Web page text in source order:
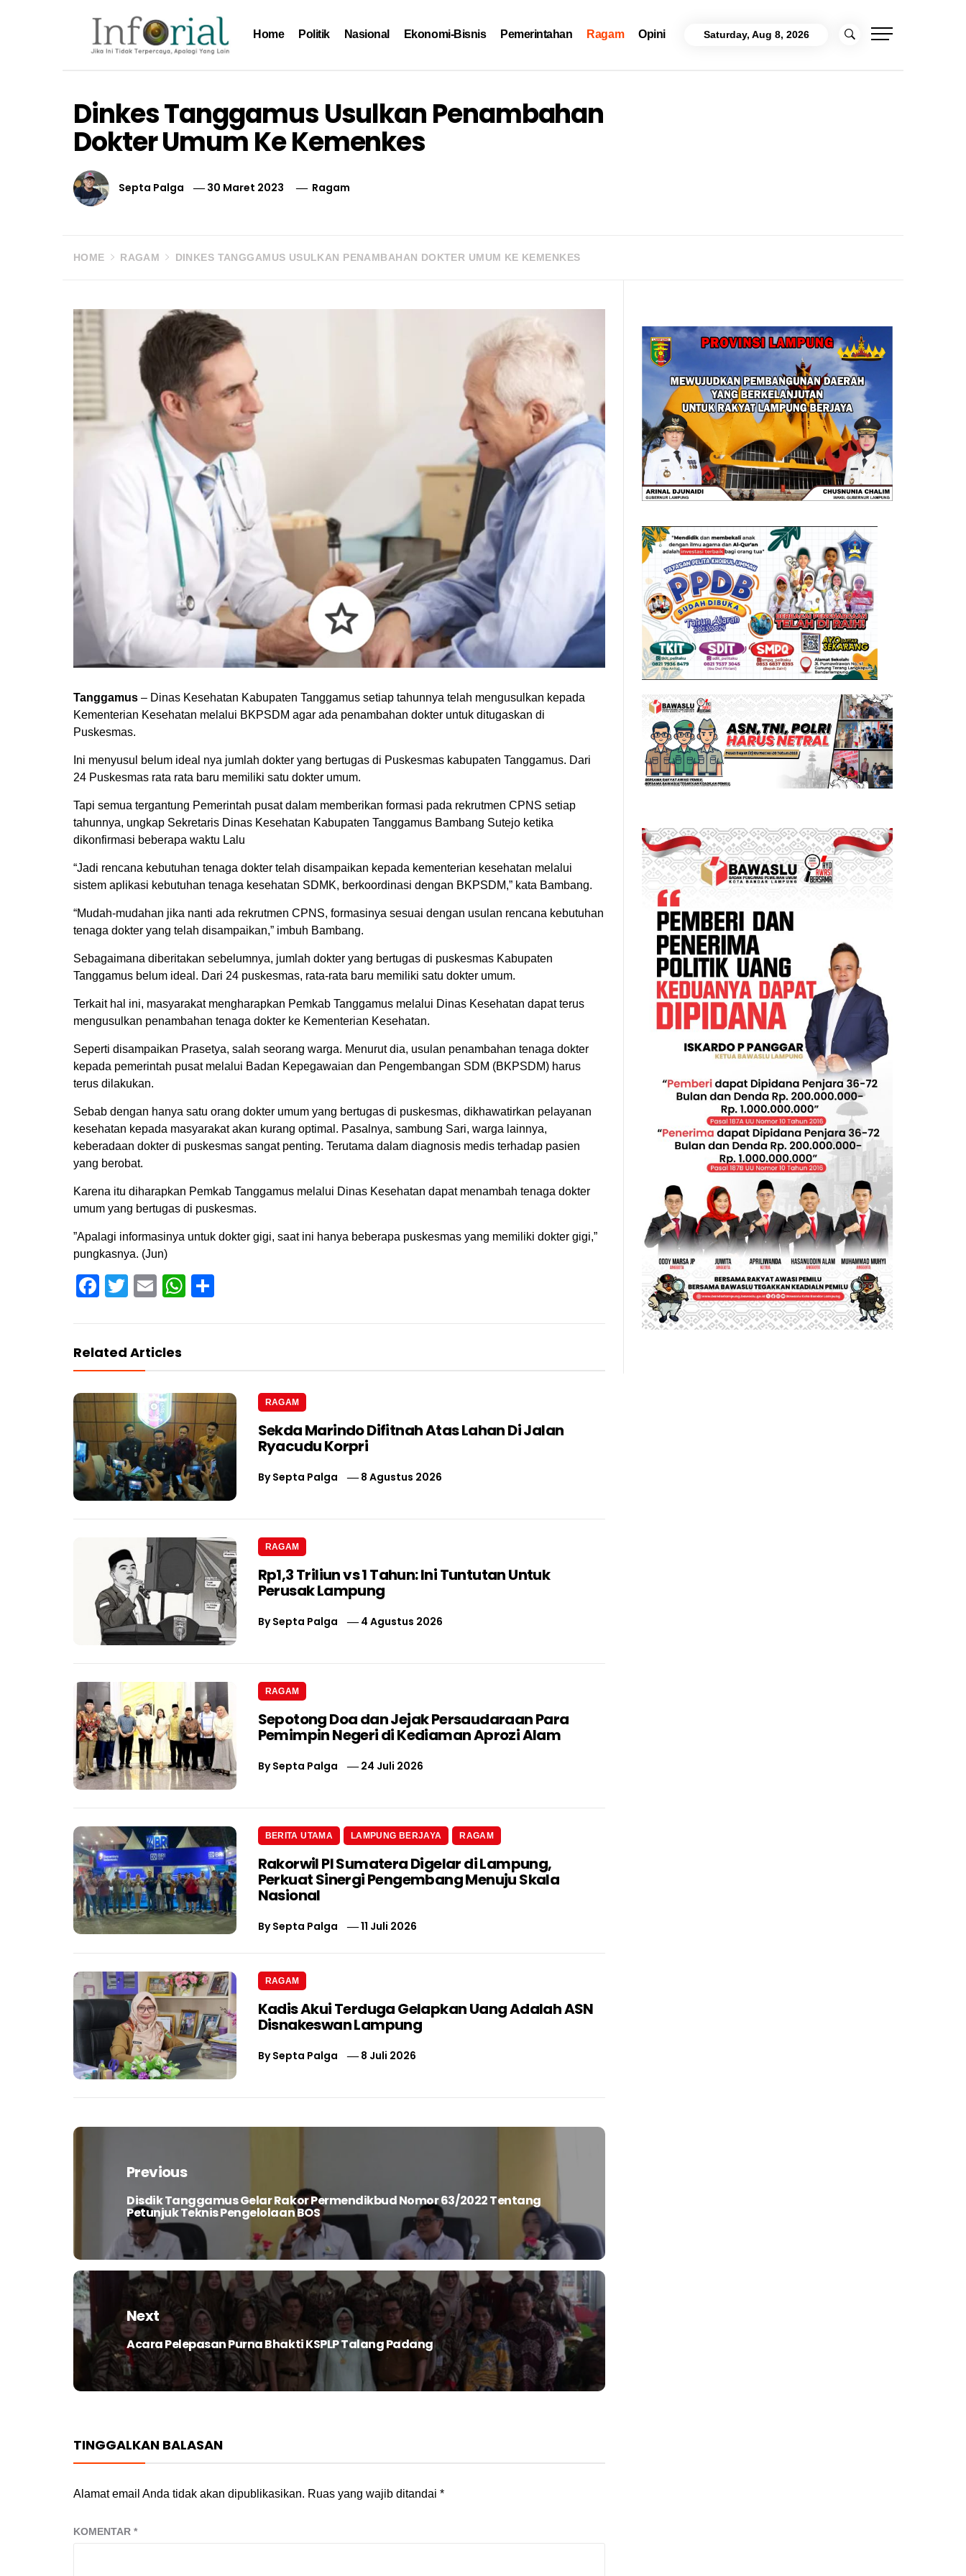
content
Home Politik Nasional Ekonomi-Bisnis Pemerintahan Ragam Opini Saturday, Aug 8, 2026
Dinkes Tanggamus Usulkan Penambahan
Dokter Umum Ke Kemenkes
Septa Palga 30 Maret 2023 Ragam
HOME RAGAM DINKES TANGGAMUS USULKAN PENAMBAHAN DOKTER UMUM KE KEMENKES
Tanggamus – Dinas Kesehatan Kabupaten Tanggamus setiap tahunnya telah mengusulkan kepada
Kementerian Kesehatan melalui BKPSDM agar ada penambahan dokter untuk ditugaskan di
Puskesmas.
Ini menyusul belum ideal nya jumlah dokter yang bertugas di Puskesmas kabupaten Tanggamus. Dari
24 Puskesmas rata rata baru memiliki satu dokter umum.
Tapi semua tergantung Pemerintah pusat dalam memberikan formasi pada rekrutmen CPNS setiap
tahunnya, ungkap Sekretaris Dinas Kesehatan Kabupaten Tanggamus Bambang Sutejo ketika
dikonfirmasi beberapa waktu Lalu
“Jadi rencana kebutuhan tenaga dokter telah disampaikan kepada kementerian kesehatan melalui
sistem aplikasi kebutuhan tenaga kesehatan SDMK, berkoordinasi dengan BKPSDM,” kata Bambang.
“Mudah-mudahan jika nanti ada rekrutmen CPNS, formasinya sesuai dengan usulan rencana kebutuhan
tenaga dokter yang telah disampaikan,” imbuh Bambang.
Sebagaimana diberitakan sebelumnya, jumlah dokter yang bertugas di puskesmas Kabupaten
Tanggamus belum ideal. Dari 24 puskesmas, rata-rata baru memiliki satu dokter umum.
Terkait hal ini, masyarakat mengharapkan Pemkab Tanggamus melalui Dinas Kesehatan dapat terus
mengusulkan penambahan tenaga dokter ke Kementerian Kesehatan.
Seperti disampaikan Prasetya, salah seorang warga. Menurut dia, usulan penambahan tenaga dokter
kepada pemerintah pusat melalui Badan Kepegawaian dan Pengembangan SDM (BKPSDM) harus
terus dilakukan.
Sebab dengan hanya satu orang dokter umum yang bertugas di puskesmas, dikhawatirkan pelayanan
kesehatan kepada masyarakat akan kurang optimal. Pasalnya, sambung Sari, warga lainnya,
keberadaan dokter di puskesmas sangat penting. Terutama dalam diagnosis medis terhadap pasien
yang berobat.
Karena itu diharapkan Pemkab Tanggamus melalui Dinas Kesehatan dapat menambah tenaga dokter
umum yang bertugas di puskesmas.
”Apalagi informasinya untuk dokter gigi, saat ini hanya beberapa puskesmas yang memiliki dokter gigi,”
pungkasnya. (Jun)
Facebook
TwitterEmailWhatsApp
Related Articles
RAGAM
Sekda Marindo Difitnah Atas Lahan Di Jalan
Ryacudu Korpri
BySepta Palga 8 Agustus 2026
RAGAM
Rp1,3 Triliun vs 1 Tahun: Ini Tuntutan Untuk
Perusak Lampung
BySepta Palga 4 Agustus 2026
RAGAM
Sepotong Doa dan Jejak Persaudaraan Para
Pemimpin Negeri di Kediaman Aprozi Alam
BySepta Palga 24 Juli 2026
BERITA UTAMA LAMPUNG BERJAYA RAGAM
Rakorwil PI Sumatera Digelar di Lampung,
Perkuat Sinergi Pengembang Menuju Skala
Nasional
BySepta Palga 11 Juli 2026
RAGAM
Kadis Akui Terduga Gelapkan Uang Adalah ASN
Disnakeswan Lampung
BySepta Palga 8 Juli 2026
Navigasi
Previous
Previous
post:
Disdik Tanggamus Gelar Rakor Permendikbud Nomor 63/2022 Tentang
Petunjuk Teknis Pengelolaan BOS
Next
Next
post:
Acara Pelepasan Purna Bhakti KSPLP Talang Padang
TINGGALKAN BALASAN
Alamat email Anda tidak akan dipublikasikan. Ruas yang wajib ditandai *
KOMENTAR *